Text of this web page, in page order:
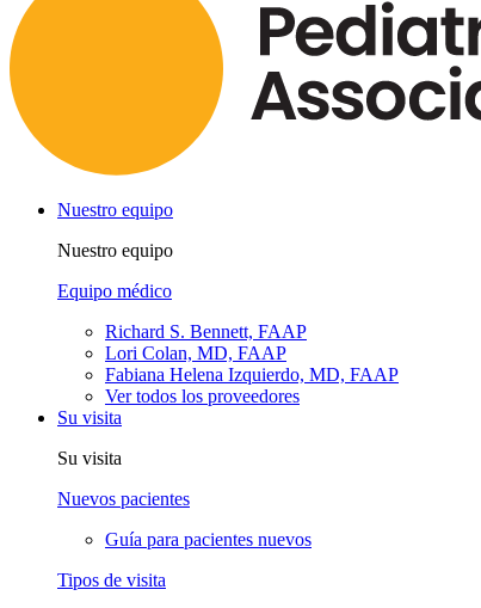
Nuestro equipo
Nuestro equipo
Equipo médico
Richard S. Bennett, FAAP
Lori Colan, MD, FAAP
Fabiana Helena Izquierdo, MD, FAAP
Ver todos los proveedores
Su visita
Su visita
Nuevos pacientes
Guía para pacientes nuevos
Tipos de visita